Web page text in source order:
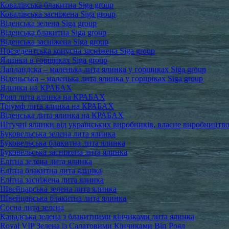
Ковалівська блакитна Siga group
Ковалівська засніжена Siga group
Віденська зелена Siga group
Віденська блакитна Siga group
Віденська засніжена Siga group
Презедентська конусна засніжена Siga group
Ялинки в горщиках Siga group
Лапландска – маленька лита ялинка у горщиках Siga group
Віденьська – маленька лита ялинка у горщиках Siga group
Ялинки на КРАБАХ
Роял лита ялинка на КРАБАХ
Тріумф лита ялинка на КРАБАХ
Віденська лита ялинка на КРАБАХ
Штучні ялинки від українських виробників, власне виробництво
Буковельська зелена лита ялинка
Буковельська блакитна лита ялинка
Буковельська засніжена лита ялинка
Елітна зелена лита ялинка
Елітна блакитна лита ялинка
Елітна засніжена лита ялинка
Швейцарська зелена лита ялинка
Швейцарська блакитна лита ялинка
Сосна лита зелена
Канадська зелена з блакитними кінчиками лита ялинка
Royal VIP Зелена із Салатовими Кінчиками Віп Роял